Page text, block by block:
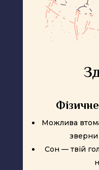
Можлива
зверни
Сон — твій